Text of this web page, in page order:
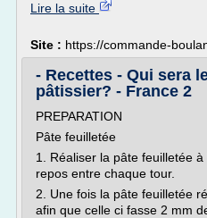
Lire la suite
Site : https://commande-
- Recettes - Qui sera
pâtissier? - France 2
PREPARATION
Pâte feuilletée
1. Réaliser la pâte feuilletée
repos entre chaque tour.
2. Une fois la pâte feuilletée
afin que celle ci fasse 2 mm